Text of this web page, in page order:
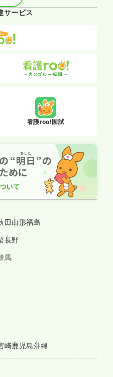
サービス
看護roo!国試
田山形福島
長野
馬
崎鹿児島沖縄